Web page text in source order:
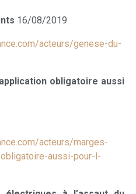
16/08/2019
acteurs/genese-du-
obligatoire aussi
acteurs/marges-
aussi-pour-l-